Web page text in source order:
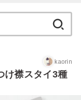
kaorin
け襟スタイ3種